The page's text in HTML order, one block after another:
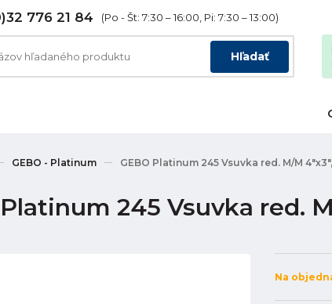
776 21 84 (Po - Št: 7:30 – 16:00, Pi: 7:30 – 13:00)
Hľadať
GEBO - Platinum GEBO Platinum 245 Vsuvka red. M/M
245 Vsuvka red.
Na